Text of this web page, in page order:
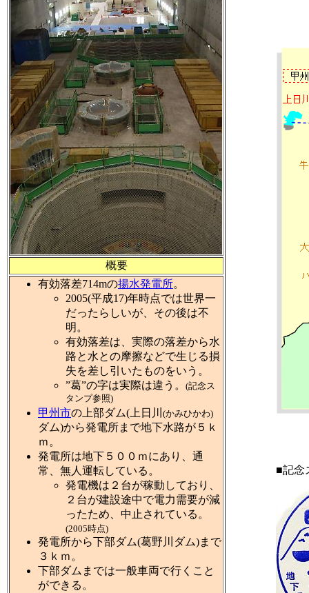
概要
有効落差714mの揚水発電所。
2005(平成17)年時点では世界一
だったらしいが、その後は不
明。
有効落差は、実際の落差から水
路と水との摩擦などで生じる損
失を差し引いたものをいう。
”葛”の字は実際は違う。 (記念ス
タンプ参照)
甲州市の上部ダム(上日川 (かみひかわ)
ダム)から発電所まで地下水路が５ｋ
ｍ。
発電所は地下５００ｍにあり、通
常、無人運転している。
発電機は２台が稼動しており、
２台が建設途中で電力需要が減
ったため、中止されている。
(2005時点)
発電所から下部ダム(葛野川ダム)まで
３ｋｍ。
下部ダムまでは一般車両で行くこと
ができる。
■記念